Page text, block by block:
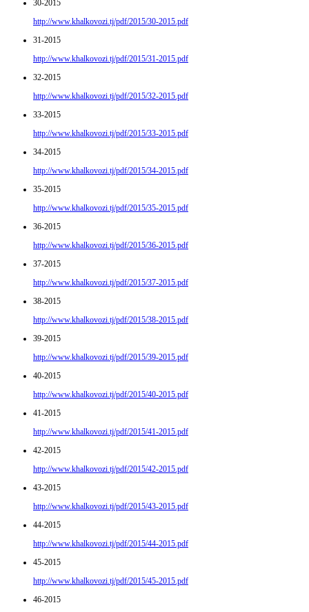
30-2015
http://www.khalkovozi.tj/pdf/2015/30-2015.pdf
31-2015
http://www.khalkovozi.tj/pdf/2015/31-2015.pdf
32-2015
http://www.khalkovozi.tj/pdf/2015/32-2015.pdf
33-2015
http://www.khalkovozi.tj/pdf/2015/33-2015.pdf
34-2015
http://www.khalkovozi.tj/pdf/2015/34-2015.pdf
35-2015
http://www.khalkovozi.tj/pdf/2015/35-2015.pdf
36-2015
http://www.khalkovozi.tj/pdf/2015/36-2015.pdf
37-2015
http://www.khalkovozi.tj/pdf/2015/37-2015.pdf
38-2015
http://www.khalkovozi.tj/pdf/2015/38-2015.pdf
39-2015
http://www.khalkovozi.tj/pdf/2015/39-2015.pdf
40-2015
http://www.khalkovozi.tj/pdf/2015/40-2015.pdf
41-2015
http://www.khalkovozi.tj/pdf/2015/41-2015.pdf
42-2015
http://www.khalkovozi.tj/pdf/2015/42-2015.pdf
43-2015
http://www.khalkovozi.tj/pdf/2015/43-2015.pdf
44-2015
http://www.khalkovozi.tj/pdf/2015/44-2015.pdf
45-2015
http://www.khalkovozi.tj/pdf/2015/45-2015.pdf
46-2015